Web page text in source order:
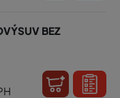
BEZ